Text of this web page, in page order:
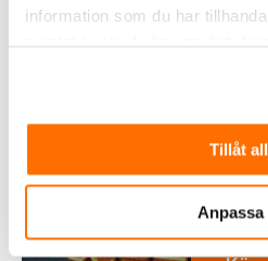
information som du har
Tillåt
Anpassa